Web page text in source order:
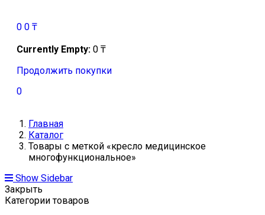
0 0 ₸
Currently Empty: 0 ₸
Продолжить покупки
0
Главная
Каталог
Товары с меткой «кресло медицинское
многофункциональное»
Show Sidebar
Закрыть
Категории товаров